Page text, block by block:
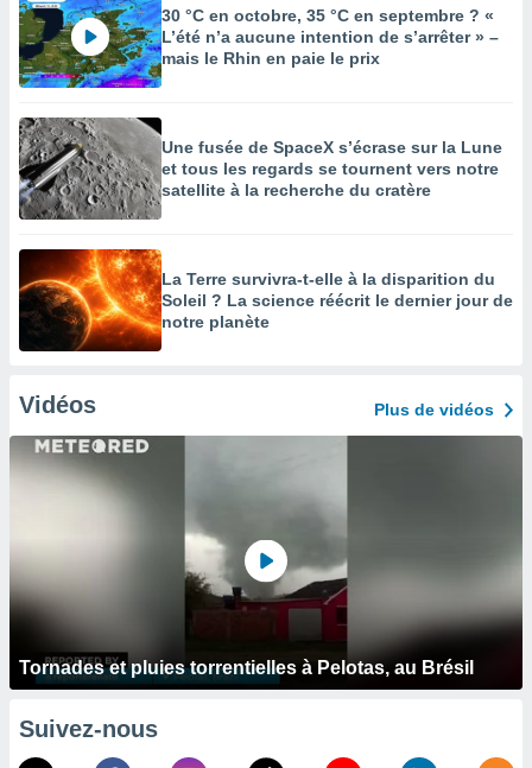
30 °C en octobre, 35 °C en septembre ? «
L’été n’a aucune intention de s’arrêter » –
mais le Rhin en paie le prix
Une fusée de SpaceX s’écrase sur la Lune
et tous les regards se tournent vers notre
satellite à la recherche du cratère
La Terre survivra-t-elle à la disparition du
Soleil ? La science réécrit le dernier jour de
notre planète
Vidéos Plus de vidéos
Tornades et pluies torrentielles à Pelotas, au Brésil
Suivez-nous